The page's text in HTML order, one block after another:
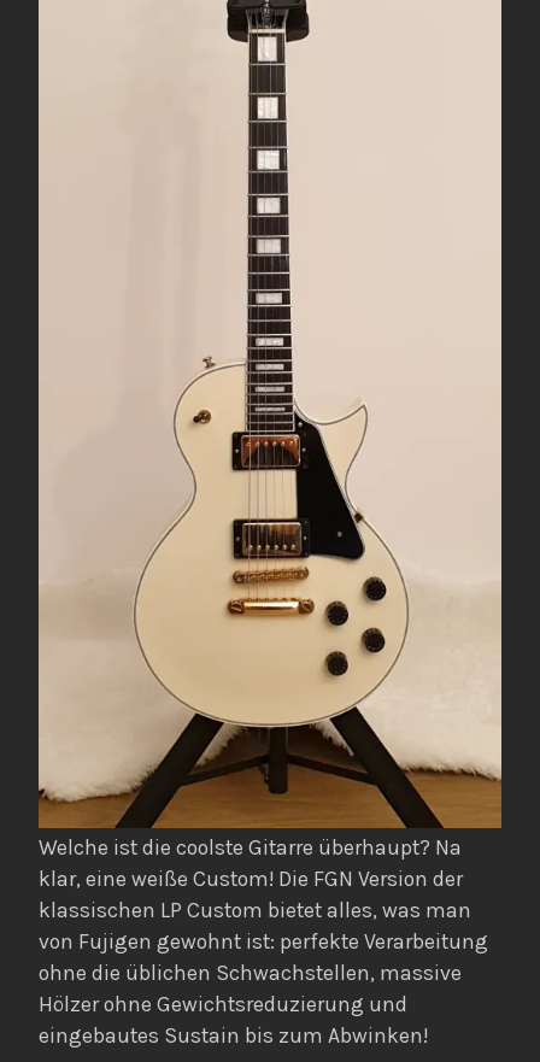
Welche ist die coolste Gitarre überhaupt? Na
klar, eine weiße Custom! Die FGN Version der
klassischen LP Custom bietet alles, was man
von Fujigen gewohnt ist: perfekte Verarbeitung
ohne die üblichen Schwachstellen, massive
Hölzer ohne Gewichtsreduzierung und
eingebautes Sustain bis zum Abwinken!